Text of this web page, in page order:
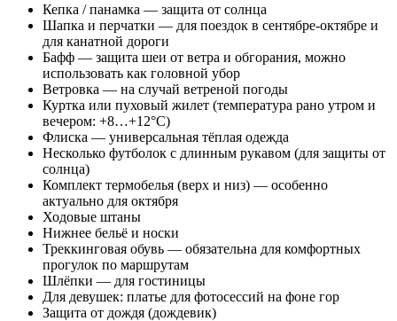
Кепка / панамка — защита от солнца
Шапка и перчатки — для поездок в сентябре-октябре и
для канатной дороги
Бафф — защита шеи от ветра и обгорания, можно
использовать как головной убор
Ветровка — на случай ветреной погоды
Куртка или пуховый жилет (температура рано утром и
вечером: +8…+12°C)
Флиска — универсальная тёплая одежда
Несколько футболок с длинным рукавом (для защиты от
солнца)
Комплект термобелья (верх и низ) — особенно
актуально для октября
Ходовые штаны
Нижнее бельё и носки
Треккинговая обувь — обязательна для комфортных
прогулок по маршрутам
Шлёпки — для гостиницы
Для девушек: платье для фотосессий на фоне гор
Защита от дождя (дождевик)